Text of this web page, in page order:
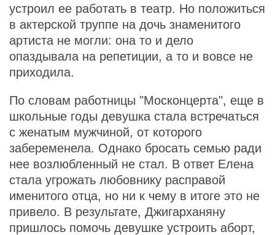
устроил ее работать в театр. Но положиться
в актерской труппе на дочь знаменитого
артиста не могли: она то и дело
опаздывала на репетиции, а то и вовсе не
приходила.
По словам работницы "Москонцерта", еще в
школьные годы девушка стала встречаться
с женатым мужчиной, от которого
забеременела. Однако бросать семью ради
нее возлюбленный не стал. В ответ Елена
стала угрожать любовнику расправой
именитого отца, но ни к чему в итоге это не
привело. В результате, Джигарханяну
пришлось помочь девушке устроить аборт,